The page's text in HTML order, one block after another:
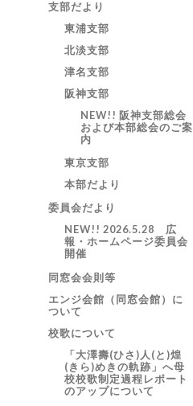
支部だより
東浦支部
北淡支部
津名支部
阪神支部
NEW!! 阪神支部総会
および本部総会のご案
内
東京支部
本部だより
委員会だより
NEW!! 2026.5.28 広
報・ホームページ委員会
開催
同窓会会則等
エンジ会館（同窓会館）に
ついて
校歌について
「大澤壽(ひさ)人(と)煌
(きら)めきの軌跡」へ母
校校歌制定過程レポート
のアップについて